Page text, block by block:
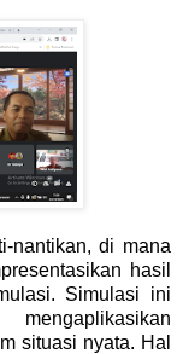
nantikan, di mana
hasil
Simulasi ini
situasi nyata. Hal